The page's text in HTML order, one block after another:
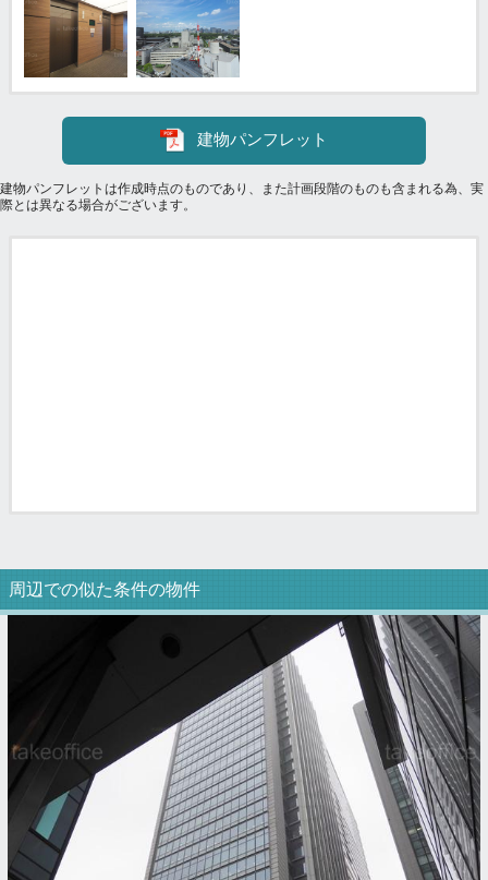
建物パンフレット
建物パンフレットは作成時点のものであり、また計画段階のものも含まれる為、実
際とは異なる場合がございます。
周辺での似た条件の物件